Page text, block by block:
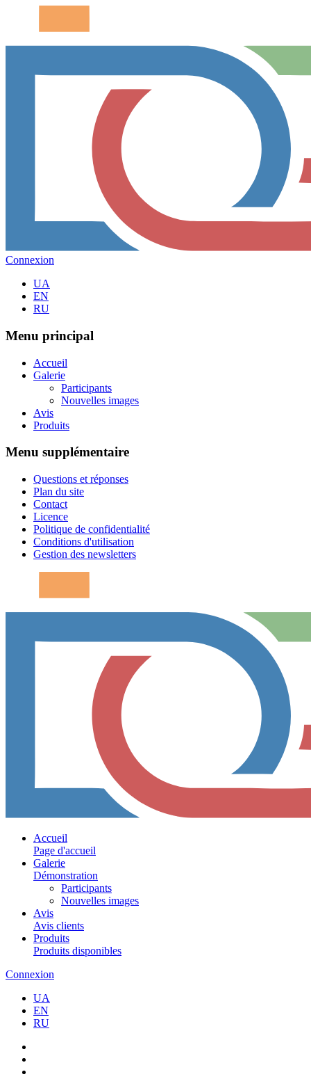
Connexion
UA
EN
RU
Menu principal
Accueil
Galerie
Participants
Nouvelles images
Avis
Produits
Menu supplémentaire
Questions et réponses
Plan du site
Contact
Licence
Politique de confidentialité
Conditions d'utilisation
Gestion des newsletters
Accueil
Page d'accueil
Galerie
Démonstration
Participants
Nouvelles images
Avis
Avis clients
Produits
Produits disponibles
Connexion
UA
EN
RU